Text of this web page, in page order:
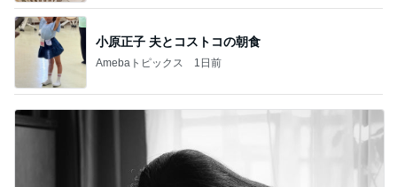
小原正子 夫とコストコの朝食
Amebaトピックス 1日前